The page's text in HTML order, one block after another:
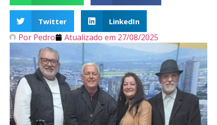
Twitter LinkedIn
Por Pedro Atualizado em 27/08/2025